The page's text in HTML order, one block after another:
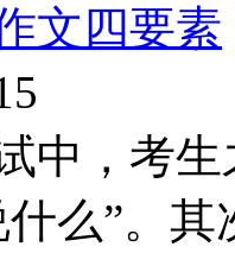
文四要素
，考生
么”。